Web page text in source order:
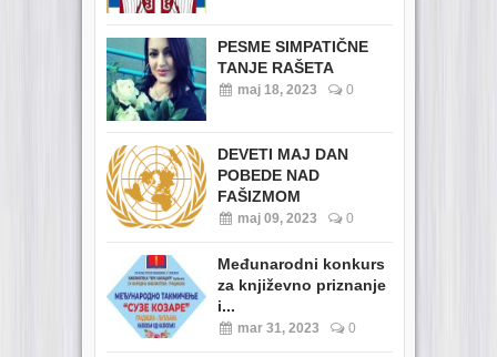
PESME SIMPATIČNE
TANJE RAŠETA
maj 18, 2023 0
DEVETI MAJ DAN
POBEDE NAD
FAŠIZMOM
maj 09, 2023 0
Međunarodni konkurs
za književno priznanje
i...
mar 31, 2023 0